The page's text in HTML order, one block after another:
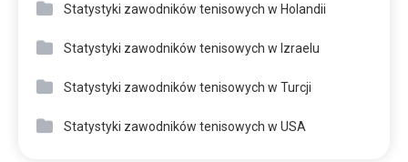
Statystyki zawodników tenisowych w Holandii
Statystyki zawodników tenisowych w Izraelu
Statystyki zawodników tenisowych w Turcji
Statystyki zawodników tenisowych w USA